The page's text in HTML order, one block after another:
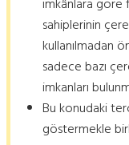
sahiplerinin
kullanılmadan
sadece bazı
imkanları
Bu konudaki
göstermekle